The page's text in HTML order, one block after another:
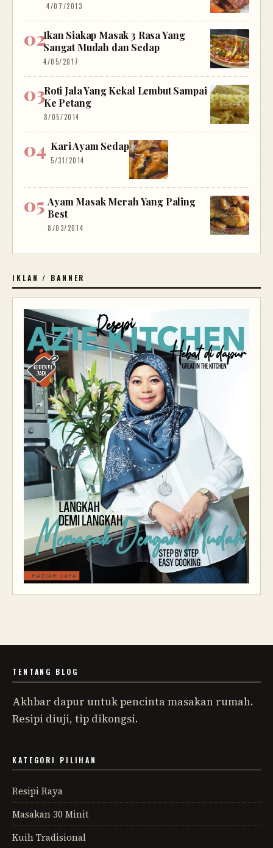
4/07/2013
Ikan Siakap Masak 3 Rasa Yang
Sangat Mudah dan Sedap
4/05/2017
Roti Jala Yang Kekal Lembut Sampai
Ke Petang
8/05/2014
Kari Ayam Sedap
5/31/2014
Ayam Masak Merah Yang Paling
Best
8/03/2014
IKLAN / BANNER
TENTANG BLOG
Akhbar dapur untuk pencinta masakan rumah.
Resipi diuji, tip dikongsi.
KATEGORI PILIHAN
Resipi Raya
Masakan 30 Minit
Kuih Tradisional